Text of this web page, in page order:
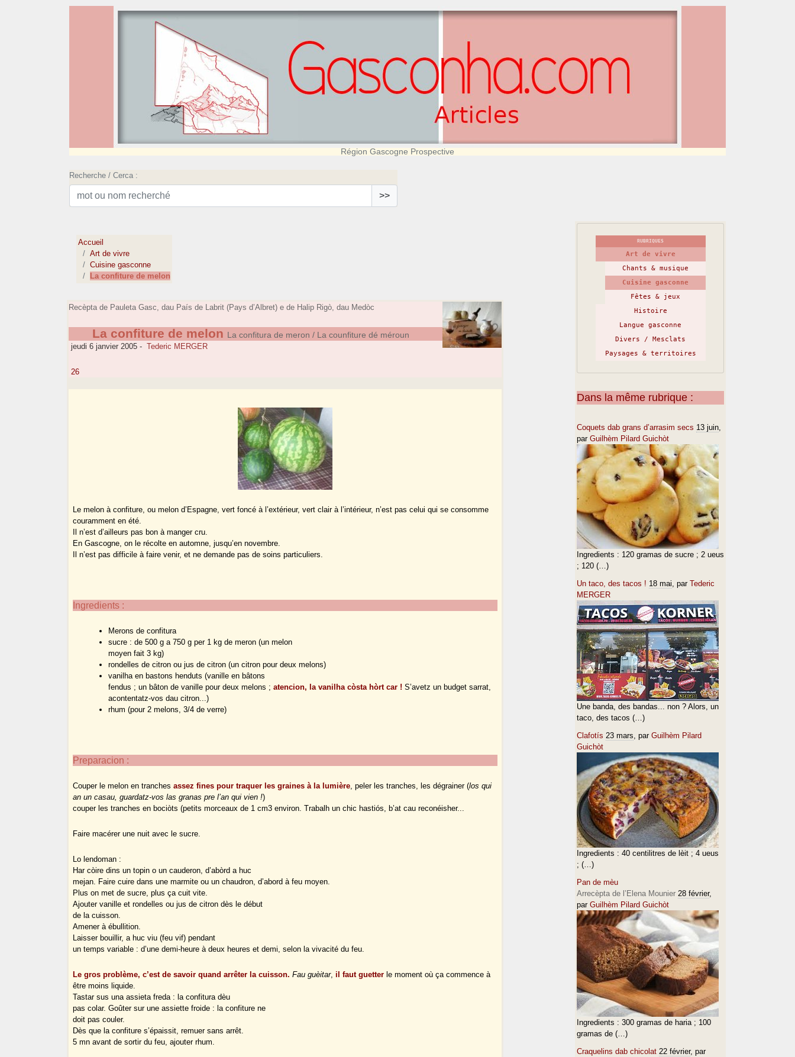
Région Gascogne Prospective
Recherche / Cerca :
>>
Accueil
Art de vivre
Cuisine gasconne
La confiture de melon
Recèpta de Pauleta Gasc, dau País de Labrit (Pays d’Albret) e de Halip Rigò, dau Medòc
La confiture de melon La confitura de meron / La counfiture dé méroun
jeudi 6 janvier 2005 - Tederic MERGER
26
Le melon à confiture, ou melon d’Espagne, vert foncé à l’extérieur, vert clair à l’intérieur, n’est pas celui qui se consomme
couramment en été.
Il n’est d’ailleurs pas bon à manger cru.
En Gascogne, on le récolte en automne, jusqu’en novembre.
Il n’est pas difficile à faire venir, et ne demande pas de soins particuliers.
Ingredients :
Merons de confitura
sucre : de 500 g a 750 g per 1 kg de meron (un melon
moyen fait 3 kg)
rondelles de citron ou jus de citron (un citron pour deux melons)
vanilha en bastons henduts (vanille en bâtons
fendus ; un bâton de vanille pour deux melons ;atencion, la vanilha còsta hòrt car ! S’avetz un budget sarrat,
acontentatz-vos dau citron...)
rhum (pour 2 melons, 3/4 de verre)
Preparacion :
Couper le melon en tranchesassez fines pour traquer les graines à la lumière, peler les tranches, les dégrainer (los qui
an un casau, guardatz-vos las granas pre l’an qui vien !)
couper les tranches en bociòts (petits morceaux de 1 cm3 environ.Trabalh un chic hastiós, b’at cau reconéisher...
Faire macérer une nuit avec le sucre.
Lo lendoman :
Har còire dins un topin o un cauderon, d’abòrd a huc
mejan. Faire cuire dans une marmite ou un chaudron, d’abord à feu moyen.
Plus on met de sucre, plus ça cuit vite.
Ajouter vanille et rondelles ou jus de citron dès le début
de la cuisson.
Amener à ébullition.
Laisser bouillir,a huc viu (feu vif) pendant
un temps variable : d’une demi-heure à deux heures et demi, selon la vivacité du feu.
Le gros problème, c’est de savoir quand arrêter la cuisson. Fau guèitar,il faut guetter le moment où ça commence à
être moins liquide.
Tastar sus una assieta freda : la confitura dèu
pas colar. Goûter sur une assiette froide : la confiture ne
doit pas couler.
Dès que la confiture s’épaissit, remuer sans arrêt.
5 mn avant de sortir du feu, ajouter rhum.
RUBRIQUES
Art de vivre
Chants & musique
Cuisine gasconne
Fêtes & jeux
Histoire
Langue gasconne
Divers / Mesclats
Paysages & territoires
Dans la même rubrique :
Coquets dab grans d’arrasim secs 13 juin,
par Guilhèm Pilard Guichòt
Ingredients : 120 gramas de sucre ; 2 ueus
; 120 (…)
Un taco, des tacos ! 18 mai, par Tederic
MERGER
Une banda, des bandas... non ? Alors, un
taco, des tacos (…)
Clafotís 23 mars, par Guilhèm Pilard
Guichòt
Ingredients : 40 centilitres de lèit ; 4 ueus
; (…)
Pan de mèu
Arrecèpta de l’Elena Mounier 28 février,
par Guilhèm Pilard Guichòt
Ingredients : 300 gramas de haria ; 100
gramas de (…)
Craquelins dab chicolat 22 février, par